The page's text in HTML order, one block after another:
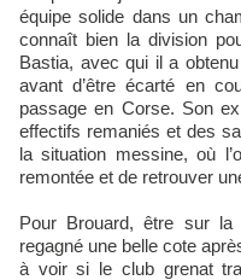
équipe solide dans un
connaît bien la division
Bastia, avec qui il a
avant d’être écarté en
passage en Corse. Son
effectifs remaniés et des
la situation messine, où
remontée et de retrouver
Pour Brouard, être sur la
regagné une belle cote
à voir si le club grenat